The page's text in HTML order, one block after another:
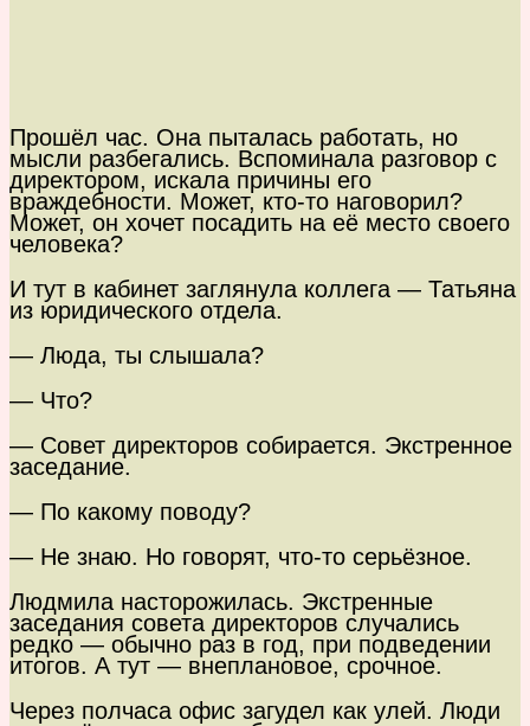
Прошёл час. Она пыталась работать, но
мысли разбегались. Вспоминала разговор с
директором, искала причины его
враждебности. Может, кто-то наговорил?
Может, он хочет посадить на её место своего
человека?
И тут в кабинет заглянула коллега — Татьяна
из юридического отдела.
— Люда, ты слышала?
— Что?
— Совет директоров собирается. Экстренное
заседание.
— По какому поводу?
— Не знаю. Но говорят, что-то серьёзное.
Людмила насторожилась. Экстренные
заседания совета директоров случались
редко — обычно раз в год, при подведении
итогов. А тут — внеплановое, срочное.
Через полчаса офис загудел как улей. Люди